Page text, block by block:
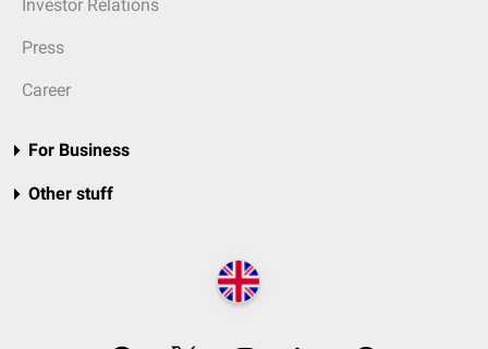
Investor Relations
Press
Career
For Business
Other stuff